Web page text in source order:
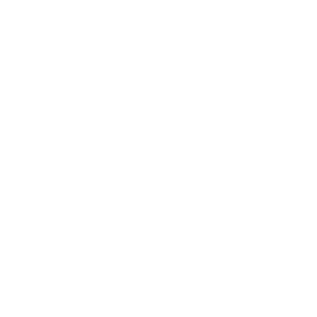
novedades del mercado de La Liga